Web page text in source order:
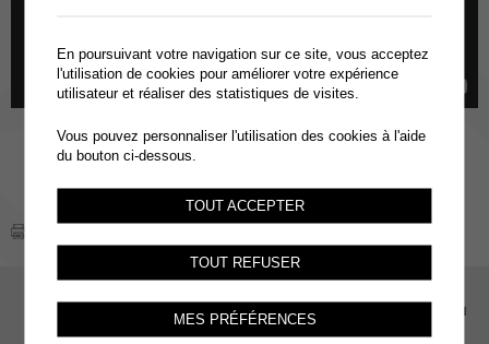
EMPLOI
En poursuivant votre navigation sur ce site, vous acceptez
l'utilisation de cookies pour améliorer votre expérience
utilisateur et réaliser des statistiques de visites.
Vous pouvez personnaliser l'utilisation des cookies à l'aide
du bouton ci-dessous.
TOUT ACCEPTER
TOUT REFUSER
MES PRÉFÉRENCES